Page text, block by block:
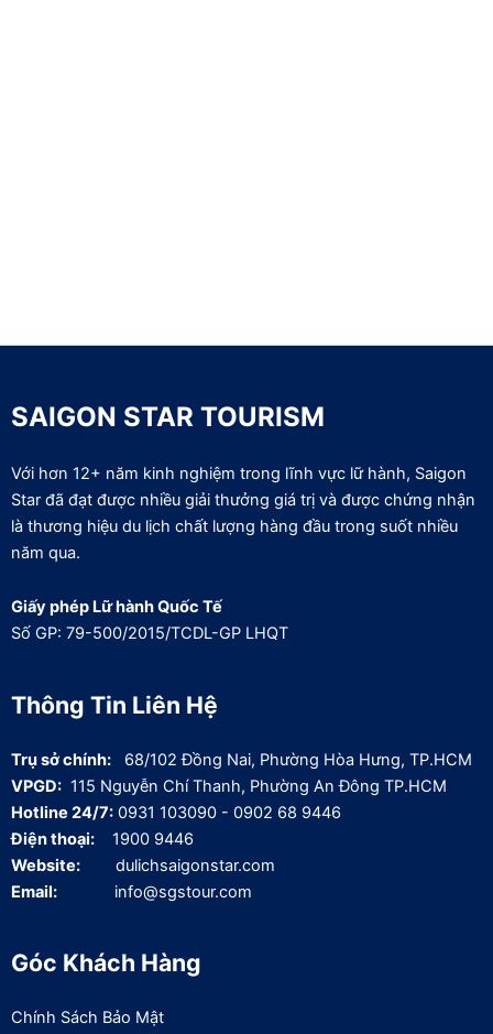
SAIGON STAR TOURISM
Với hơn 12+ năm kinh nghiệm trong lĩnh vực lữ hành, Saigon
Star đã đạt được nhiều giải thưởng giá trị và được chứng nhận
là thương hiệu du lịch chất lượng hàng đầu trong suốt nhiều
năm qua.
Giấy phép Lữ hành Quốc Tế
Số GP: 79-500/2015/TCDL-GP LHQT
Thông Tin Liên Hệ
Trụ sở chính: 68/102 Đồng Nai, Phường Hòa Hưng, TP.HCM
VPGD: 115 Nguyễn Chí Thanh, Phường An Đông TP.HCM
Hotline 24/7: 0931 103090 - 0902 68 9446
Điện thoại: 1900 9446
Website: dulichsaigonstar.com
Email: info@sgstour.com
Góc Khách Hàng
Chính Sách Bảo Mật